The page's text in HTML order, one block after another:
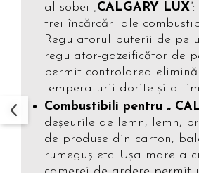
al sobei „CALGARY LUX
trei încărcări ale
Regulatorul puterii de pe
regulator-gazeificător de
permit controlarea
temperaturii dorite şi a
Combustibili pentru „
deşeurile de lemn, lemn,
de produse din carton,
rumeguș etc. Uşa mare a